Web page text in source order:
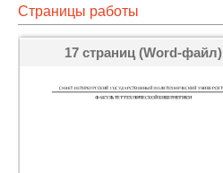
Страницы работы
17 страниц (Word-файл)